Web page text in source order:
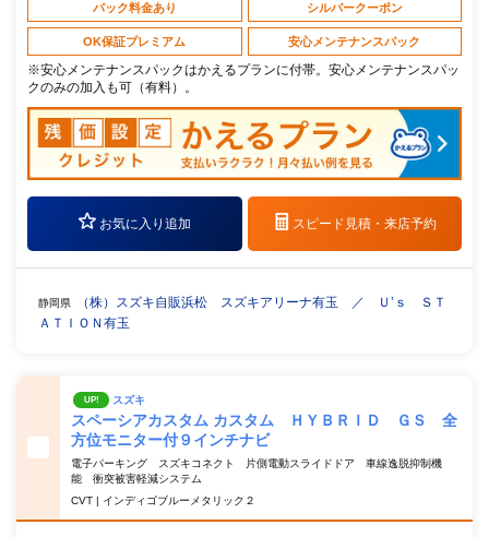
パック料金あり シルバークーポン
OK保証プレミアム 安心メンテナンスパック
※安心メンテナンスパックはかえるプランに付帯。安心メンテナンスパッ
クのみの加入も可（有料）。
お気に入り追加 スピード見積・ 来店予約
静岡県
（株）スズキ自販浜松 スズキアリーナ有玉 ／ Ｕ’ｓ ＳＴ
ＡＴＩＯＮ有玉
UP! スズキ
スペーシアカスタム カスタム ＨＹＢＲＩＤ ＧＳ 全
方位モニター付９インチナビ
電子パーキング スズキコネクト 片側電動スライドドア 車線逸脱抑制機
能 衝突被害軽減システム
CVT | インディゴブルーメタリック２